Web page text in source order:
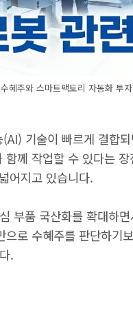
혜주와 스마트팩토리 자동화 투
기술이 빠르게 결합
께 작업할 수 있다는
어지고 있습니다.
부품 국산화를 확대하
로 수혜주를 판단하기
.